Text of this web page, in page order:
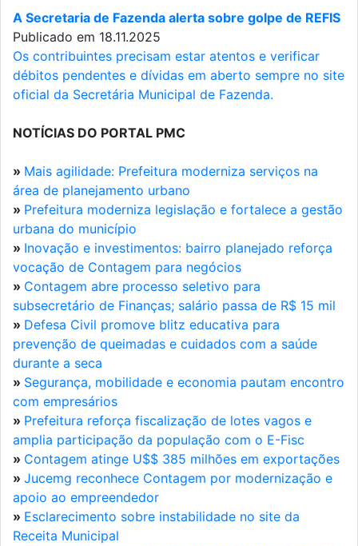
A Secretaria de Fazenda alerta sobre golpe de REFIS
Publicado em 18.11.2025
Os contribuintes precisam estar atentos e verificar
débitos pendentes e dívidas em aberto sempre no site
oficial da Secretária Municipal de Fazenda.
NOTÍCIAS DO PORTAL PMC
» Mais agilidade: Prefeitura moderniza serviços na
área de planejamento urbano
» Prefeitura moderniza legislação e fortalece a gestão
urbana do município
» Inovação e investimentos: bairro planejado reforça
vocação de Contagem para negócios
» Contagem abre processo seletivo para
subsecretário de Finanças; salário passa de R$ 15 mil
» Defesa Civil promove blitz educativa para
prevenção de queimadas e cuidados com a saúde
durante a seca
» Segurança, mobilidade e economia pautam encontro
com empresários
» Prefeitura reforça fiscalização de lotes vagos e
amplia participação da população com o E-Fisc
» Contagem atinge U$$ 385 milhões em exportações
» Jucemg reconhece Contagem por modernização e
apoio ao empreendedor
» Esclarecimento sobre instabilidade no site da
Receita Municipal